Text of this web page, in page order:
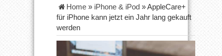
Home » iPhone & iPod »AppleCare+
für iPhone kann jetzt ein Jahr lang gekauft
werden